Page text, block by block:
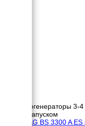
Бензогенераторы 3-4
автозапуском
FUBAG BS 3300 A ES